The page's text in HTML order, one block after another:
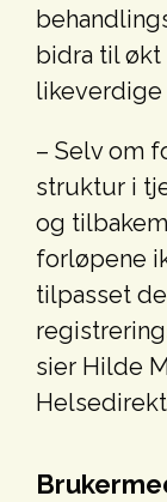
bidra til
– Selv om
struktur i
og
forløpene
tilpasset
sier Hilde